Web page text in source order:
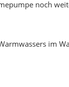
noch
im